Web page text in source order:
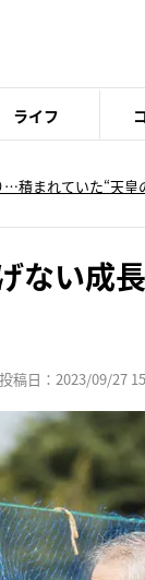
ライフ
積まれていた“天皇
ない成
稿日：2023/09/27